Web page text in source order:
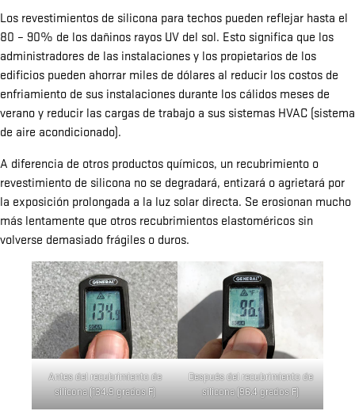
Los revestimientos de silicona para techos pueden reflejar hasta el
80 – 90% de los dañinos rayos UV del sol. Esto significa que los
administradores de las instalaciones y los propietarios de los
edificios pueden ahorrar miles de dólares al reducir los costos de
enfriamiento de sus instalaciones durante los cálidos meses de
verano y reducir las cargas de trabajo a sus sistemas HVAC (sistema
de aire acondicionado).
A diferencia de otros productos químicos, un recubrimiento o
revestimiento de silicona no se degradará, entizará o agrietará por
la exposición prolongada a la luz solar directa. Se erosionan mucho
más lentamente que otros recubrimientos elastoméricos sin
volverse demasiado frágiles o duros.
Antes del recubrimiento de
silicona (134.9 grados F)
Después del recubrimiento de
silicona (96.4 grados F)